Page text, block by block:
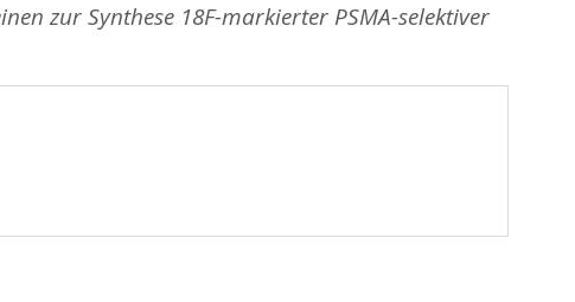
zur Synthese 18F-markierter PSMA-selektiver